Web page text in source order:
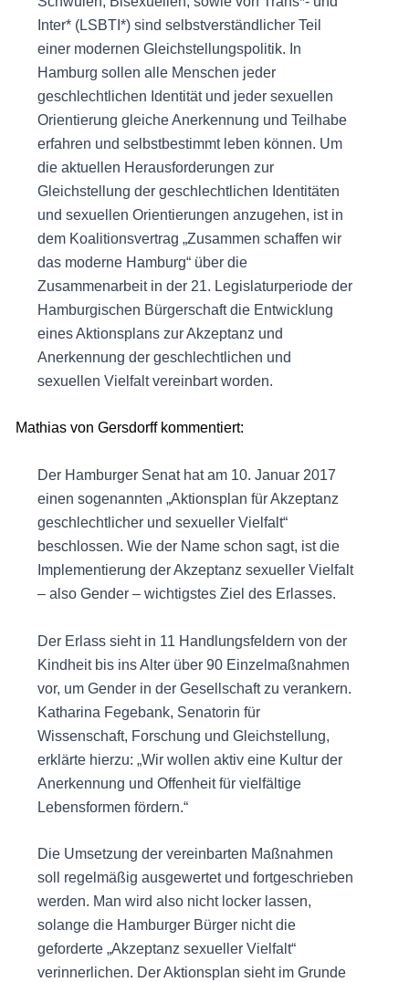
Inter* (LSBTI*) sind selbstverständlicher Teil
einer modernen Gleichstellungspolitik. In
Hamburg sollen alle Menschen jeder
geschlechtlichen Identität und jeder sexuellen
Orientierung gleiche Anerkennung und Teilhabe
erfahren und selbstbestimmt leben können. Um
die aktuellen Herausforderungen zur
Gleichstellung der geschlechtlichen Identitäten
und sexuellen Orientierungen anzugehen, ist in
dem Koalitionsvertrag „Zusammen schaffen wir
das moderne Hamburg“ über die
Zusammenarbeit in der 21. Legislaturperiode der
Hamburgischen Bürgerschaft die Entwicklung
eines Aktionsplans zur Akzeptanz und
Anerkennung der geschlechtlichen und
sexuellen Vielfalt vereinbart worden.
Mathias von Gersdorff kommentiert:
Der Hamburger Senat hat am 10. Januar 2017
einen sogenannten „Aktionsplan für Akzeptanz
geschlechtlicher und sexueller Vielfalt“
beschlossen. Wie der Name schon sagt, ist die
Implementierung der Akzeptanz sexueller Vielfalt
– also Gender – wichtigstes Ziel des Erlasses.
Der Erlass sieht in 11 Handlungsfeldern von der
Kindheit bis ins Alter über 90 Einzelmaßnahmen
vor, um Gender in der Gesellschaft zu verankern.
Katharina Fegebank, Senatorin für
Wissenschaft, Forschung und Gleichstellung,
erklärte hierzu: „Wir wollen aktiv eine Kultur der
Anerkennung und Offenheit für vielfältige
Lebensformen fördern.“
Die Umsetzung der vereinbarten Maßnahmen
soll regelmäßig ausgewertet und fortgeschrieben
werden. Man wird also nicht locker lassen,
solange die Hamburger Bürger nicht die
geforderte „Akzeptanz sexueller Vielfalt“
verinnerlichen. Der Aktionsplan sieht im Grunde